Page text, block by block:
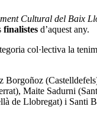
Cultural del Baix
finalistes d’aquest any.
col·lectiva la
Maite Sadurni
de Llobregat) i Santi